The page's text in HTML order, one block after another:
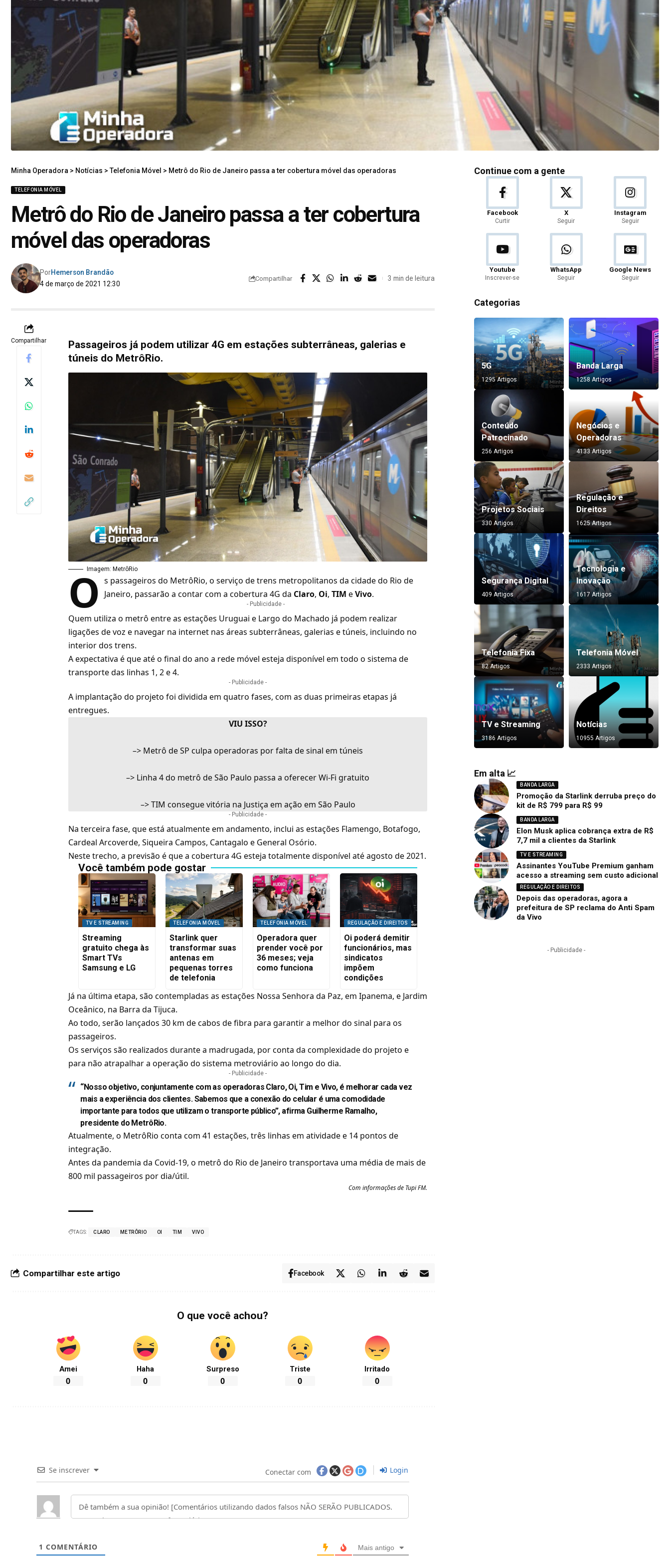
Minha Operadora > Notícias > Telefonia Móvel > Metrô do Rio de Janeiro passa a ter cobertura móvel das operadoras
TELEFONIA MÓVEL
Metrô do Rio de Janeiro passa a ter cobertura
móvel das operadoras
4 de março de 2021 12:30
PorHemerson Brandão
Compartilhar 3 min de leitura
Compartilhar
Passageiros já podem utilizar 4G em estações subterrâneas, galerias e
túneis do MetrôRio.
Imagem: MetrôRio
O
s passageiros do MetrôRio, o serviço de trens metropolitanos da cidade do Rio de
Janeiro, passarão a contar com a cobertura 4G da Claro, Oi,TIM eVivo.
- Publicidade -
Quem utiliza o metrô entre as estações Uruguai e Largo do Machado já podem realizar
ligações de voz e navegar na internet nas áreas subterrâneas, galerias e túneis, incluindo no
interior dos trens.
A expectativa é que até o final do ano a rede móvel esteja disponível em todo o sistema de
transporte das linhas 1, 2 e 4.
- Publicidade -
A implantação do projeto foi dividida em quatro fases, com as duas primeiras etapas já
entregues.
VIU ISSO?
–> Metrô de SP culpa operadoras por falta de sinal em túneis
–> Linha 4 do metrô de São Paulo passa a oferecer Wi-Fi gratuito
–>TIM consegue vitória na Justiça em ação em São Paulo
- Publicidade -
Na terceira fase, que está atualmente em andamento, inclui as estações Flamengo, Botafogo,
Cardeal Arcoverde, Siqueira Campos, Cantagalo e General Osório.
Neste trecho, a previsão é que a cobertura4G esteja totalmente disponível até agosto de 2021.
Você também pode gostar
TV E STREAMING
Streaming
gratuito chega às
Smart TVs
Samsung e LG
TELEFONIA MÓVEL
Starlink quer
transformar suas
antenas em
pequenas torres
de telefonia
TELEFONIA MÓVEL
Operadora quer
prender você por
36 meses; veja
como funciona
REGULAÇÃO E DIREITOS
Oi poderá demitir
funcionários, mas
sindicatos
impõem
condições
Já na última etapa, são contempladas as estações Nossa Senhora da Paz, em Ipanema, e Jardim
Oceânico, na Barra da Tijuca.
Ao todo, serão lançados 30 km de cabos de fibra para garantir a melhor do sinal para os
passageiros.
Os serviços são realizados durante a madrugada, por conta da complexidade do projeto e
para não atrapalhar a operação do sistema metroviário ao longo do dia.
- Publicidade -
“Nosso objetivo, conjuntamente com as operadoras Claro, Oi, Tim e Vivo, é melhorar cada vez
mais a experiência dos clientes. Sabemos que a conexão do celular é uma comodidade
importante para todos que utilizam o transporte público”, afirma Guilherme Ramalho,
presidente do MetrôRio.
Atualmente, o MetrôRio conta com 41 estações, três linhas em atividade e 14 pontos de
integração.
Antes da pandemia da Covid-19, o metrô do Rio de Janeiro transportava uma média de mais de
800 mil passageiros por dia/útil.
Com informações de Tupi FM.
TAGS: CLARO METRÔRIO OI TIM VIVO
Compartilhar este artigo Facebook
O que você achou?
Amei
0
Haha
0
Surpreso
0
Triste
0
Irritado
0
Se inscrever Conectar com Login
1 COMENTÁRIO Mais antigo
Continue com a gente
Facebook
Curtir
X
Seguir
Instagram
Seguir
Youtube
Inscrever-se
WhatsApp
Seguir
Google News
Seguir
Categorias
5G
1295 Artigos
Banda Larga
1258 Artigos
Conteúdo
Patrocinado
256 Artigos
Negócios e
Operadoras
4133 Artigos
Projetos Sociais
330 Artigos
Regulação e
Direitos
1625 Artigos
Segurança Digital
409 Artigos
Tecnologia e
Inovação
1617 Artigos
Telefonia Fixa
82 Artigos
Telefonia Móvel
2333 Artigos
TV e Streaming
3186 Artigos
Notícias
10955 Artigos
Em alta 📈
BANDA LARGA
Promoção da Starlink derruba preço do
kit de R$ 799 para R$ 99
BANDA LARGA
Elon Musk aplica cobrança extra de R$
7,7 mil a clientes da Starlink
TV E STREAMING
Assinantes YouTube Premium ganham
acesso a streaming sem custo adicional
REGULAÇÃO E DIREITOS
Depois das operadoras, agora a
prefeitura de SP reclama do Anti Spam
da Vivo
- Publicidade -